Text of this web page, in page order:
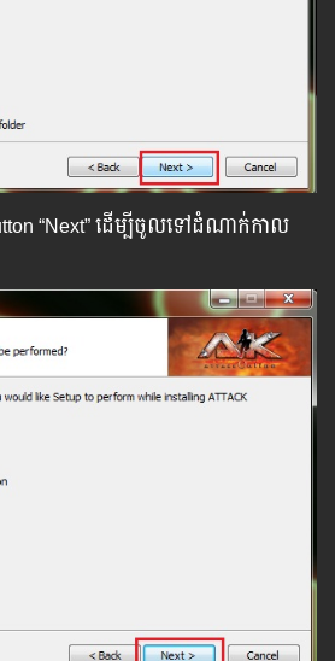
“Next” ដើម្បីចូលទៅដំណាក់កាល